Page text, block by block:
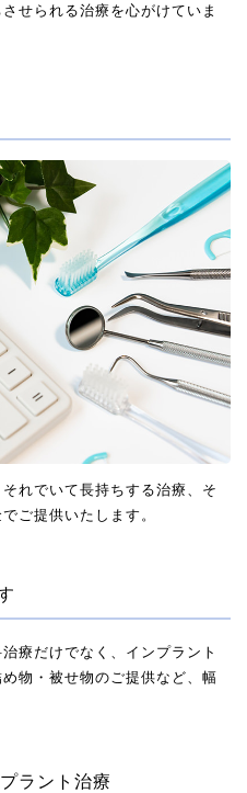
せられる治療を心がけていま
れでいて長持ちする治療、そ
ご提供いたします。
療だけでなく、インプラント
物・被せ物のご提供など、幅
ラント治療